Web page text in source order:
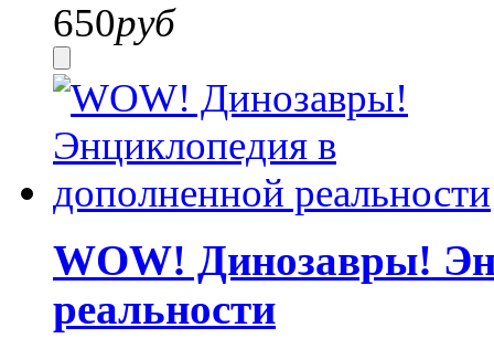
650руб
WOW! Динозавры!
реальности